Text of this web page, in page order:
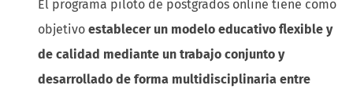
El programa piloto de postgrados online tiene como
objetivo establecer un modelo educativo flexible y
de calidad mediante un trabajo conjunto y
desarrollado de forma multidisciplinaria entre